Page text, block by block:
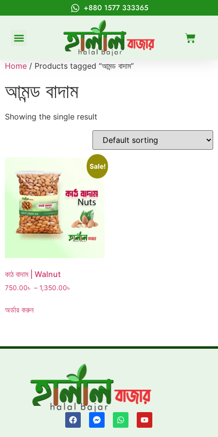
+880 1577 333365
Home / Products tagged “আমন্ড বাদাম”
আমন্ড বাদাম
Showing the single result
Sale!
কাঠ বাদাম | Walnut
750.00৳ – 1,350.00৳
অর্ডার করুন